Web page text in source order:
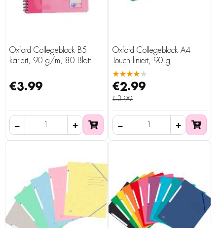
Oxford Collegeblock B5
kariert, 90 g/m, 80 Blatt
€3.99
Oxford Collegeblock A4
Touch liniert, 90 g
★★★★★
€2.99
€3.99